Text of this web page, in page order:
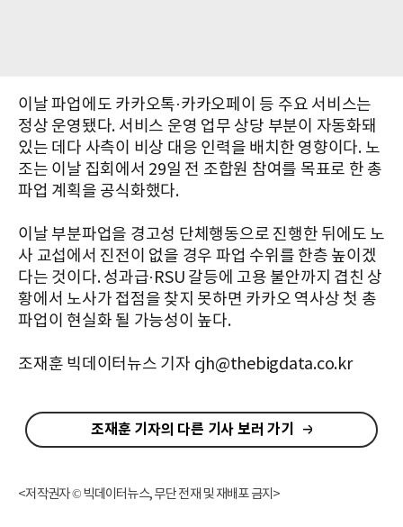
이날 파업에도 카카오톡·카카오페이 등 주요 서비스는
정상 운영됐다. 서비스 운영 업무 상당 부분이 자동화돼
있는 데다 사측이 비상 대응 인력을 배치한 영향이다. 노
조는 이날 집회에서 29일 전 조합원 참여를 목표로 한 총
파업 계획을 공식화했다.
이날 부분파업을 경고성 단체행동으로 진행한 뒤에도 노
사 교섭에서 진전이 없을 경우 파업 수위를 한층 높이겠
다는 것이다. 성과급·RSU 갈등에 고용 불안까지 겹친 상
황에서 노사가 접점을 찾지 못하면 카카오 역사상 첫 총
파업이 현실화 될 가능성이 높다.
조재훈 빅데이터뉴스 기자 cjh@thebigdata.co.kr
조재훈 기자의 다른 기사 보러 가기
<저작권자 © 빅데이터뉴스, 무단 전재 및 재배포 금지>